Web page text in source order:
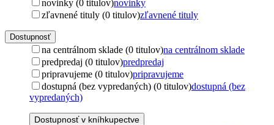
novinky (0 titulov)novinky
zľavnené tituly (0 titulov)zľavnené tituly
Dostupnosť
na centrálnom sklade (0 titulov)na centrálnom sklade
predpredaj (0 titulov)predpredaj
pripravujeme (0 titulov)pripravujeme
dostupná (bez vypredaných) (0 titulov)dostupná (bez
vypredaných)
Dostupnosť v kníhkupectve